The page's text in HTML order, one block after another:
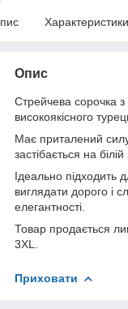
Характеристики
Опис
Стрейчева сорочка з
високоякісного
Має приталений
застібається на білій
Ідеально підходить
виглядати дорого і
елегантності.
Товар продається
3XL.
Приховати